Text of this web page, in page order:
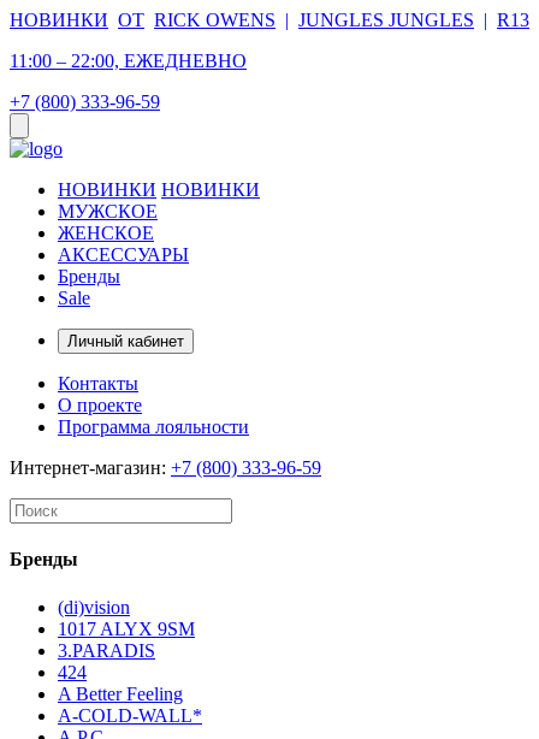
НОВИНКИ ОТ RICK OWENS | JUNGLES JUNGLES | R13
11:00 – 22:00, ЕЖЕДНЕВНО
+7 (800) 333-96-59
НОВИНКИ НОВИНКИ
МУЖСКОЕ
ЖЕНСКОЕ
АКСЕССУАРЫ
Бренды
Sale
Личный кабинет
Контакты
О проекте
Программа лояльности
Интернет-магазин: +7 (800) 333-96-59
Бренды
(di)vision
1017 ALYX 9SM
3.PARADIS
424
A Better Feeling
A-COLD-WALL*